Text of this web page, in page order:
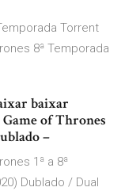
Torrent
8ª Temporada
baixar
of Thrones
–
1ª a 8ª
Dublado / Dual